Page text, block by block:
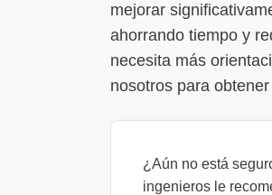
mejorar
ahorrando tiempo y
necesita más
nosotros para
¿Aún no está
ingenieros le